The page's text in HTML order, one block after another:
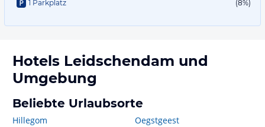
1 Parkplatz (8%)
Hotels Leidschendam und
Umgebung
Beliebte Urlaubsorte
Hillegom
Oegstgeest